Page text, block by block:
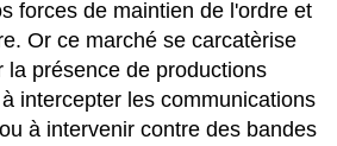
forces de maintien de l'ordre et
Or ce marché se carcatèrise
la présence de productions
intercepter les communications
à intervenir contre des bandes